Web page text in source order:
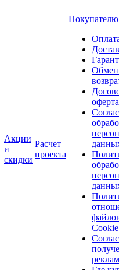
Акции
и
скидки
Расчет
проекта
Покупателю
оферта
Cookie